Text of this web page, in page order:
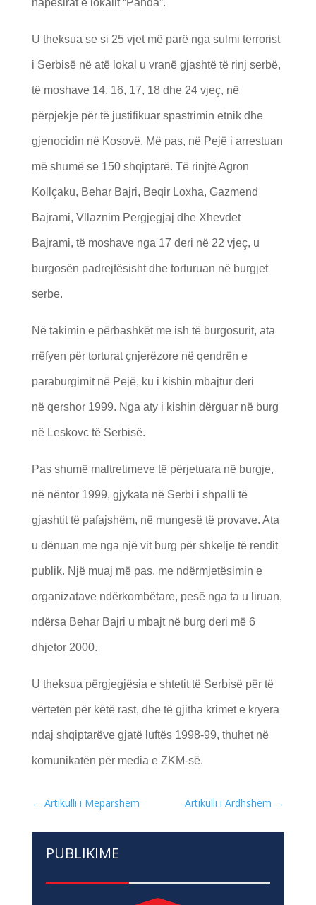
hapësirat e lokalit “Panda”.
U theksua se si 25 vjet më parë nga sulmi terrorist
i Serbisë në atë lokal u vranë gjashtë të rinj serbë,
të moshave 14, 16, 17, 18 dhe 24 vjeç, në
përpjekje për të justifikuar spastrimin etnik dhe
gjenocidin në Kosovë. Më pas, në Pejë i arrestuan
më shumë se 150 shqiptarë. Të rinjtë Agron
Kollçaku, Behar Bajri, Beqir Loxha, Gazmend
Bajrami, Vllaznim Pergjegjaj dhe Xhevdet
Bajrami, të moshave nga 17 deri në 22 vjeç, u
burgosën padrejtësisht dhe torturuan në burgjet
serbe.
Në takimin e përbashkët me ish të burgosurit, ata
rrëfyen për torturatҫnjerëzore nëqendrën e
paraburgimit nëPejë, ku i kishin mbajtur deri
nëqershor 1999. Nga aty i kishin dërguar nëburg
nëLeskovc tëSerbisë.
Pas shumë maltretimeve të përjetuara në burgje,
në nëntor 1999, gjykata në Serbi i shpalli të
gjashtit të pafajshëm, në mungesë të provave. Ata
u dënuan me nga një vit burg për shkelje të rendit
publik. Një muaj më pas, me ndërmjetësimin e
organizatave ndërkombëtare, pesë nga ta u liruan,
ndërsa Behar Bajri u mbajt në burg deri më 6
dhjetor 2000.
U theksua përgjegjësia e shtetit të Serbisë për të
vërtetën për këtë rast, dhe të gjitha krimet e kryera
ndaj shqiptarëve gjatë luftës 1998-99, thuhet në
komunikatën për media e ZKM-së.
← Artikulli i Mëparshëm Artikulli i Ardhshëm →
PUBLIKIME